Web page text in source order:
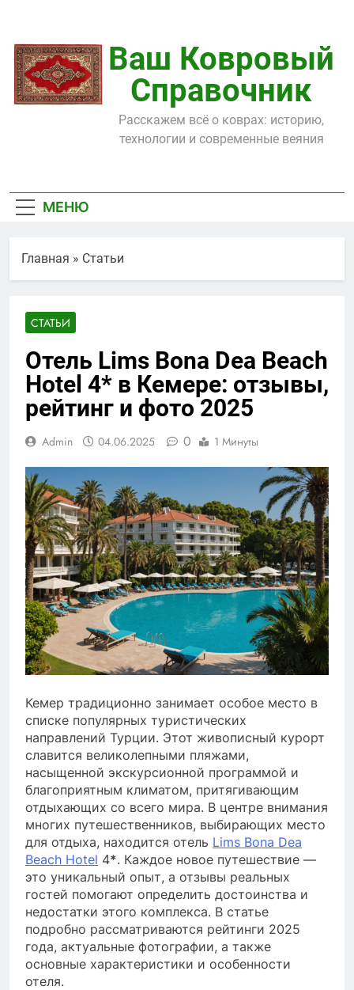
содержимому
Ваш Ковровый
Справочник
Расскажем всё о коврах: историю,
технологии и современные веяния
МЕНЮ
Главная » Статьи
СТАТЬИ
Отель Lims Bona Dea Beach
Hotel 4* в Кемере: отзывы,
рейтинг и фото 2025
Admin 04.06.2025 0 1 Минуты
Кемер традиционно занимает особое место в
списке популярных туристических
направлений Турции. Этот живописный курорт
славится великолепными пляжами,
насыщенной экскурсионной программой и
благоприятным климатом, притягивающим
отдыхающих со всего мира. В центре внимания
многих путешественников, выбирающих место
для отдыха, находится отель Lims Bona Dea
Beach Hotel 4*. Каждое новое путешествие —
это уникальный опыт, а отзывы реальных
гостей помогают определить достоинства и
недостатки этого комплекса. В статье
подробно рассматриваются рейтинги 2025
года, актуальные фотографии, а также
основные характеристики и особенности
отеля.